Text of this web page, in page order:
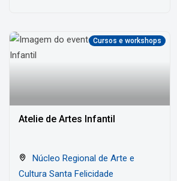
Cursos e workshops
Atelie de Artes Infantil
Cultura Santa Felicidade